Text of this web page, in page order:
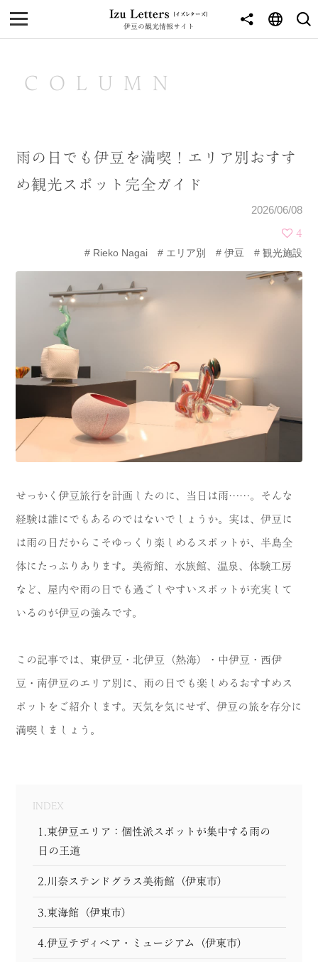
伊豆の観光情報サイト
MENU
NEWS
東伊豆
CATEGORY
岬
花
池・滝・川 山・公園・棚田
町並み
動物と触れ合える場所 カフェ・スイーツ
神社仏閣 食
体験 宿
ABOUT
MODEL COURSE
EVENT
ACCESS
COLUMN
雨の日でも伊豆を満喫！エリア別おすす
め観光スポット完全ガイド
2026/06/08
4
Rieko Nagai
エリア別 伊豆 観光施設
せっかく伊豆旅行を計画したのに、当日は雨……。そんな
経験は誰にでもあるのではないでしょうか。実は、伊豆に
は雨の日だからこそゆっくり楽しめるスポットが、半島全
体にたっぷりあります。美術館、水族館、温泉、体験工房
など、屋内や雨の日でも過ごしやすいスポットが充実して
いるのが伊豆の強みです。
この記事では、東伊豆・北伊豆（熱海）・中伊豆・西伊
豆・南伊豆のエリア別に、雨の日でも楽しめるおすすめス
ポットをご紹介します。天気を気にせず、伊豆の旅を存分に
満喫しましょう。
INDEX
1.東伊豆エリア：個性派スポットが集中する雨の
日の王道
2.川奈ステンドグラス美術館（伊東市）
3.東海館（伊東市）
4.伊豆テディベア・ミュージアム（伊東市）